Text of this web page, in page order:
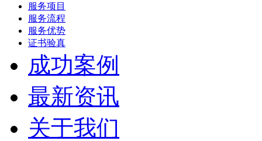
服务项目
服务流程
服务优势
证书验真
成功案例
最新资讯
关于我们